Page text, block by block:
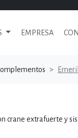
EMPRESA
crane extrafuerte y